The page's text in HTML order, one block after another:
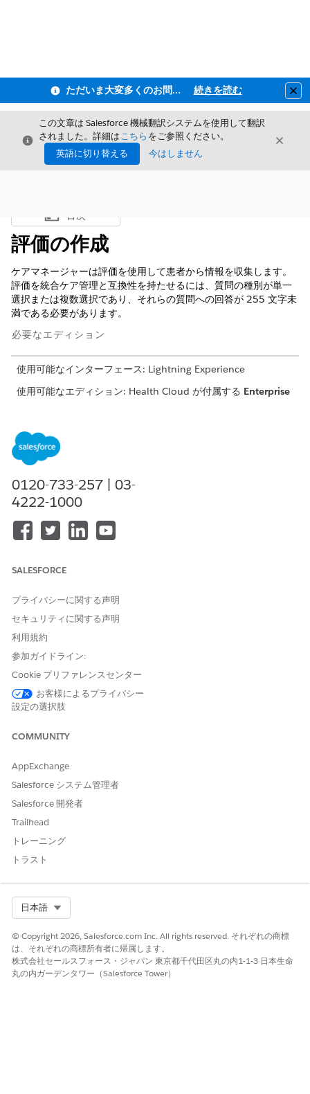
ただいま大変多くのお問い合わせをいただいており、ご連絡までにお時間を頂戴しております 続きを読む
閉じる
この文章は Salesforce 機械翻訳システムを使用して翻訳
されました。詳細はこちら をご参照ください。
英語に切り替える
今はしません
閉じる
目次を表示
目次
評価の作成
ケアマネージャーは評価を使用して患者から情報を収集します。
評価を統合ケア管理と互換性を持たせるには、質問の種別が単一
選択または複数選択であり、それらの質問への回答が 255 文字未
満である必要があります。
必要なエディション
使用可能なインターフェース: Lightning Experience
使用可能なエディション: Health Cloud が付属する Enterprise
OmniScript を作成する
DiscoveryFramework (ディスカバリーフレームワークを使用した
質問を含む評価を作成したら、次に質問と回答をおすすめに対応
付けます。
この記事で問題は解決されましたか?
ご意見をお待ちしております。
0120-733-257 | 03-
4222-1000
SALESFORCE
プライバシーに関する声明
セキュリティに関する声明
利用規約
参加ガイドライン:
Cookie プリファレンスセンター
お客様によるプライバシー
設定の選択肢
COMMUNITY
AppExchange
Salesforce システム管理者
Salesforce 開発者
Trailhead
トレーニング
トラスト
日本語
© Copyright 2026, Salesforce.com Inc. All rights reserved. それぞれの商標
は、それぞれの商標所有者に帰属します。
株式会社セールスフォース・ジャパン 東京都千代田区丸の内1-1-3 日本生命
丸の内ガーデンタワー（Salesforce Tower）